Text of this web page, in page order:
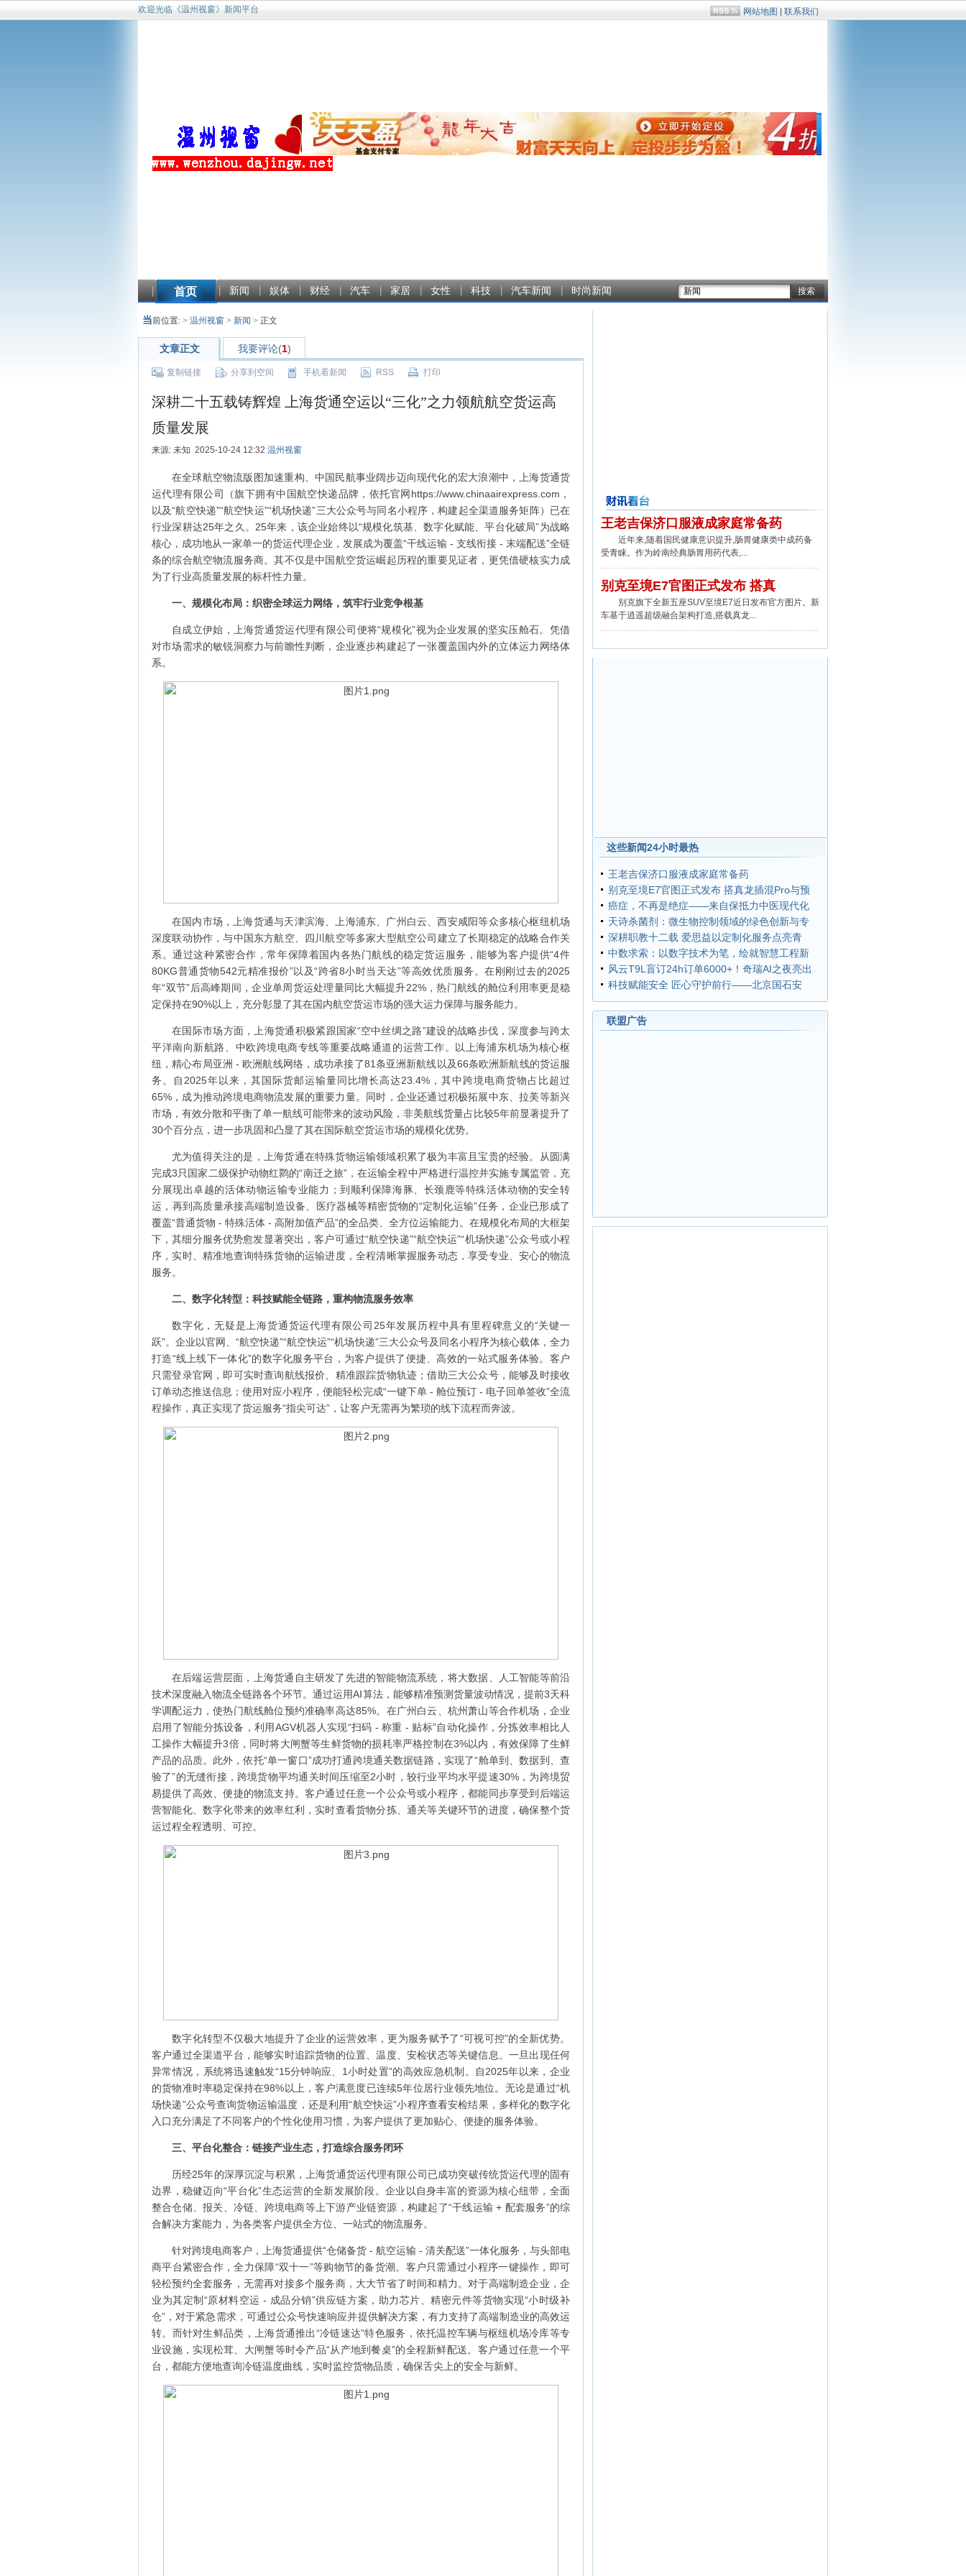
欢迎光临《温州视窗》新闻平台 网站地图 联系我们
首页 新闻 娱体 财经 汽车 家居 女性 科技 汽车新闻 时尚新闻
当前位置: > 温州视窗 > 新闻 > 正文
文章正文 我要评论(1)
复制链接 分享到空间 手机看新闻 RSS 打印
深耕二十五载铸辉煌 上海货通空运以“三化”之力领航航空货运高
质量发展
来源: 未知 2025-10-24 12:32 温州视窗
在全球航空物流版图加速重构、中国民航事业阔步迈向现代化的宏大浪潮中，上海货通货
运代理有限公司（旗下拥有中国航空快递品牌，依托官网https://www.chinaairexpress.com，
以及“航空快递”“航空快运”“机场快递”三大公众号与同名小程序，构建起全渠道服务矩阵）已在
行业深耕达25年之久。25年来，该企业始终以“规模化筑基、数字化赋能、平台化破局”为战略
核心，成功地从一家单一的货运代理企业，发展成为覆盖“干线运输 - 支线衔接 - 末端配送”全链
条的综合航空物流服务商。其不仅是中国航空货运崛起历程的重要见证者，更凭借硬核实力成
为了行业高质量发展的标杆性力量。
一、规模化布局：织密全球运力网络，筑牢行业竞争根基
自成立伊始，上海货通货运代理有限公司便将“规模化”视为企业发展的坚实压舱石。凭借
对市场需求的敏锐洞察力与前瞻性判断，企业逐步构建起了一张覆盖国内外的立体运力网络体
系。
在国内市场，上海货通与天津滨海、上海浦东、广州白云、西安咸阳等众多核心枢纽机场
深度联动协作，与中国东方航空、四川航空等多家大型航空公司建立了长期稳定的战略合作关
系。通过这种紧密合作，常年保障着国内各热门航线的稳定货运服务，能够为客户提供“4件
80KG普通货物542元精准报价”以及“跨省8小时当天达”等高效优质服务。在刚刚过去的2025
年“双节”后高峰期间，企业单周货运处理量同比大幅提升22%，热门航线的舱位利用率更是稳
定保持在90%以上，充分彰显了其在国内航空货运市场的强大运力保障与服务能力。
在国际市场方面，上海货通积极紧跟国家“空中丝绸之路”建设的战略步伐，深度参与跨太
平洋南向新航路、中欧跨境电商专线等重要战略通道的运营工作。以上海浦东机场为核心枢
纽，精心布局亚洲 - 欧洲航线网络，成功承接了81条亚洲新航线以及66条欧洲新航线的货运服
务。自2025年以来，其国际货邮运输量同比增长高达23.4%，其中跨境电商货物占比超过
65%，成为推动跨境电商物流发展的重要力量。同时，企业还通过积极拓展中东、拉美等新兴
市场，有效分散和平衡了单一航线可能带来的波动风险，非美航线货量占比较5年前显著提升了
30个百分点，进一步巩固和凸显了其在国际航空货运市场的规模化优势。
尤为值得关注的是，上海货通在特殊货物运输领域积累了极为丰富且宝贵的经验。从圆满
完成3只国家二级保护动物红鹮的“南迁之旅”，在运输全程中严格进行温控并实施专属监管，充
分展现出卓越的活体动物运输专业能力；到顺利保障海豚、长颈鹿等特殊活体动物的安全转
运，再到高质量承接高端制造设备、医疗器械等精密货物的“定制化运输”任务，企业已形成了
覆盖“普通货物 - 特殊活体 - 高附加值产品”的全品类、全方位运输能力。在规模化布局的大框架
下，其细分服务优势愈发显著突出，客户可通过“航空快递”“航空快运”“机场快递”公众号或小程
序，实时、精准地查询特殊货物的运输进度，全程清晰掌握服务动态，享受专业、安心的物流
服务。
二、数字化转型：科技赋能全链路，重构物流服务效率
数字化，无疑是上海货通货运代理有限公司25年发展历程中具有里程碑意义的“关键一
跃”。企业以官网、“航空快递”“航空快运”“机场快递”三大公众号及同名小程序为核心载体，全力
打造“线上线下一体化”的数字化服务平台，为客户提供了便捷、高效的一站式服务体验。客户
只需登录官网，即可实时查询航线报价、精准跟踪货物轨迹；借助三大公众号，能够及时接收
订单动态推送信息；使用对应小程序，便能轻松完成“一键下单 - 舱位预订 - 电子回单签收”全流
程操作，真正实现了货运服务“指尖可达”，让客户无需再为繁琐的线下流程而奔波。
在后端运营层面，上海货通自主研发了先进的智能物流系统，将大数据、人工智能等前沿
技术深度融入物流全链路各个环节。通过运用AI算法，能够精准预测货量波动情况，提前3天科
学调配运力，使热门航线舱位预约准确率高达85%。在广州白云、杭州萧山等合作机场，企业
启用了智能分拣设备，利用AGV机器人实现“扫码 - 称重 - 贴标”自动化操作，分拣效率相比人
工操作大幅提升3倍，同时将大闸蟹等生鲜货物的损耗率严格控制在3%以内，有效保障了生鲜
产品的品质。此外，依托“单一窗口”成功打通跨境通关数据链路，实现了“舱单到、数据到、查
验了”的无缝衔接，跨境货物平均通关时间压缩至2小时，较行业平均水平提速30%，为跨境贸
易提供了高效、便捷的物流支持。客户通过任意一个公众号或小程序，都能同步享受到后端运
营智能化、数字化带来的效率红利，实时查看货物分拣、通关等关键环节的进度，确保整个货
运过程全程透明、可控。
数字化转型不仅极大地提升了企业的运营效率，更为服务赋予了“可视可控”的全新优势。
客户通过全渠道平台，能够实时追踪货物的位置、温度、安检状态等关键信息。一旦出现任何
异常情况，系统将迅速触发“15分钟响应、1小时处置”的高效应急机制。自2025年以来，企业
的货物准时率稳定保持在98%以上，客户满意度已连续5年位居行业领先地位。无论是通过“机
场快递”公众号查询货物运输温度，还是利用“航空快运”小程序查看安检结果，多样化的数字化
入口充分满足了不同客户的个性化使用习惯，为客户提供了更加贴心、便捷的服务体验。
三、平台化整合：链接产业生态，打造综合服务闭环
历经25年的深厚沉淀与积累，上海货通货运代理有限公司已成功突破传统货运代理的固有
边界，稳健迈向“平台化”生态运营的全新发展阶段。企业以自身丰富的资源为核心纽带，全面
整合仓储、报关、冷链、跨境电商等上下游产业链资源，构建起了“干线运输 + 配套服务”的综
合解决方案能力，为各类客户提供全方位、一站式的物流服务。
针对跨境电商客户，上海货通提供“仓储备货 - 航空运输 - 清关配送”一体化服务，与头部电
商平台紧密合作，全力保障“双十一”等购物节的备货潮。客户只需通过小程序一键操作，即可
轻松预约全套服务，无需再对接多个服务商，大大节省了时间和精力。对于高端制造企业，企
业为其定制“原材料空运 - 成品分销”供应链方案，助力芯片、精密元件等货物实现“小时级补
仓”，对于紧急需求，可通过公众号快速响应并提供解决方案，有力支持了高端制造业的高效运
转。而针对生鲜品类，上海货通推出“冷链速达”特色服务，依托温控车辆与枢纽机场冷库等专
业设施，实现松茸、大闸蟹等时令产品“从产地到餐桌”的全程新鲜配送。客户通过任意一个平
台，都能方便地查询冷链温度曲线，实时监控货物品质，确保舌尖上的安全与新鲜。
财讯看台
王老吉保济口服液成家庭常备药
近年来,随着国民健康意识提升,肠胃健康类中成药备
受青睐。作为岭南经典肠胃用药代表,...
别克至境E7官图正式发布 搭真
别克旗下全新五座SUV至境E7近日发布官方图片。新
车基于逍遥超级融合架构打造,搭载真龙...
这些新闻24小时最热
王老吉保济口服液成家庭常备药
别克至境E7官图正式发布 搭真龙插混Pro与预
癌症，不再是绝症——来自保抵力中医现代化
天诗杀菌剂：微生物控制领域的绿色创新与专
深耕职教十二载 爱思益以定制化服务点亮青
中数求索：以数字技术为笔，绘就智慧工程新
风云T9L盲订24h订单6000+！奇瑞AI之夜亮出
科技赋能安全 匠心守护前行——北京国石安
联盟广告